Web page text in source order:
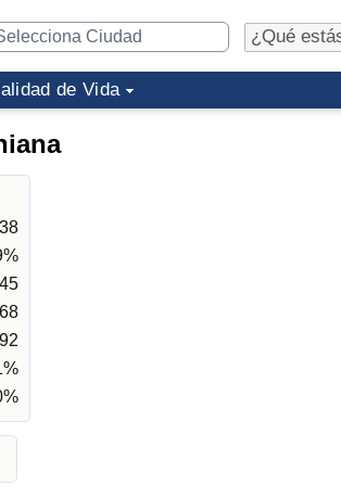
de Vida